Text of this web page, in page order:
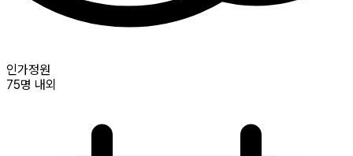
인가정원
75명 내외